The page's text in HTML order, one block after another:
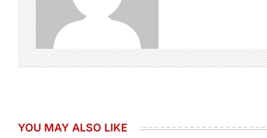
YOU MAY ALSO LIKE